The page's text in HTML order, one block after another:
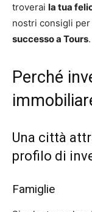
troverai la tua
nostri consigli per
successo a Tours.
Perché
Una città
profilo di
Famiglie